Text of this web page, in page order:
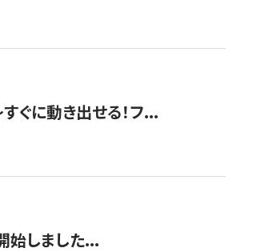
ぐに動き出せる！フ...
始しました...